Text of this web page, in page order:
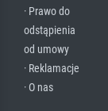
· Prawo do
odstąpienia
od umowy
· Reklamacje
· O nas